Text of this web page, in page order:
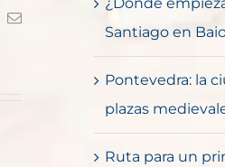
Correo
Santiago en
Pontevedra: la
plazas
Ruta para un